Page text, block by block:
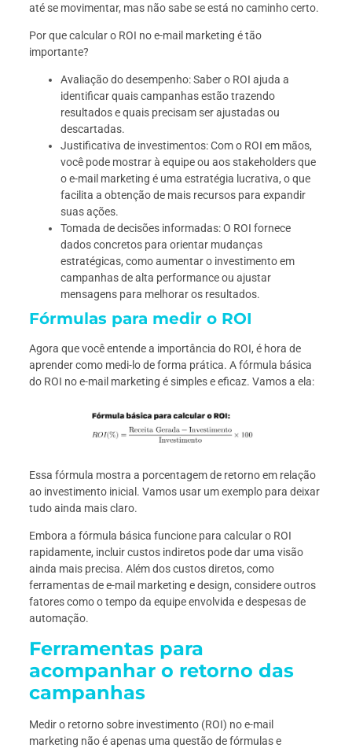
até se movimentar, mas não sabe se está no caminho certo.
Por que calcular o ROI no e-mail marketing é tão
importante?
Avaliação do desempenho: Saber o ROI ajuda a
identificar quais campanhas estão trazendo
resultados e quais precisam ser ajustadas ou
descartadas.
Justificativa de investimentos: Com o ROI em mãos,
você pode mostrar à equipe ou aos stakeholders que
o e-mail marketing é uma estratégia lucrativa, o que
facilita a obtenção de mais recursos para expandir
suas ações.
Tomada de decisões informadas: O ROI fornece
dados concretos para orientar mudanças
estratégicas, como aumentar o investimento em
campanhas de alta performance ou ajustar
mensagens para melhorar os resultados.
Fórmulas para medir o ROI
Agora que você entende a importância do ROI, é hora de
aprender como medi-lo de forma prática. A fórmula básica
do ROI no e-mail marketing é simples e eficaz. Vamos a ela:
Essa fórmula mostra a porcentagem de retorno em relação
ao investimento inicial. Vamos usar um exemplo para deixar
tudo ainda mais claro.
Embora a fórmula básica funcione para calcular o ROI
rapidamente, incluir custos indiretos pode dar uma visão
ainda mais precisa. Além dos custos diretos, como
ferramentas de e-mail marketing e design, considere outros
fatores como o tempo da equipe envolvida e despesas de
automação.
Ferramentas para
acompanhar o retorno das
campanhas
Medir o retorno sobre investimento (ROI) no e-mail
marketing não é apenas uma questão de fórmulas e